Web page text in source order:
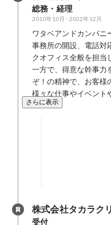
総務・経理
2010年10月 -2022年12月
ワタベアンドカンパニ
事務所の開設、電話対
クオフィス全般を担当
一方で、得意な幹事力
ぞ！の精神で、お客様
様々な仕事やイベント
さらに表示
株式会社タカラク
受付